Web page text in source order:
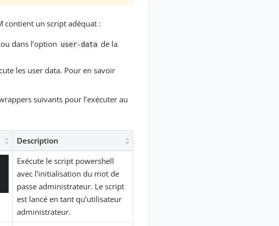
contient un script adéquat :
dans l’option user-data de la
les user data. Pour en savoir
suivants pour l’exécuter au
Description
Exécute le script powershell
avec l’initialisation du mot de
passe administrateur. Le script
est lancé en tant qu’utilisateur
administrateur.